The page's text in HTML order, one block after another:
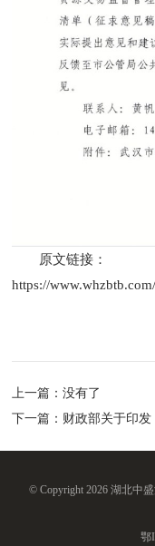
原文链接：
https://
上一篇：没有了
下一篇： 财政部关于印
© Copyright 2026 湖北中
鄂